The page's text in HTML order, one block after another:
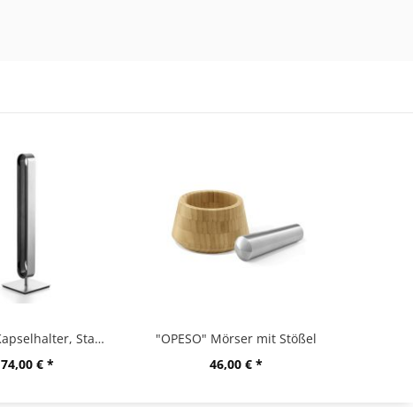
"CURO" Kapselhalter, Stand
74,00 € *
"OPESO" Mörser mit Stößel
46,00 € *